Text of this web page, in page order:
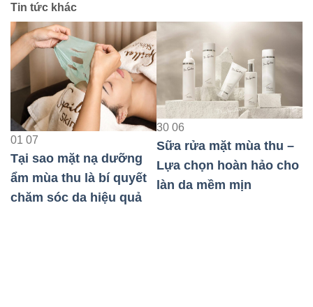
Tin tức khác
30 06
Sữa rửa mặt mùa thu –
Lựa chọn hoàn hảo cho
làn da mềm mịn
23
Bảo Vệ Da Nhạy Cảm
Khi Đi Máy Bay Hiệu
Quả Nhất